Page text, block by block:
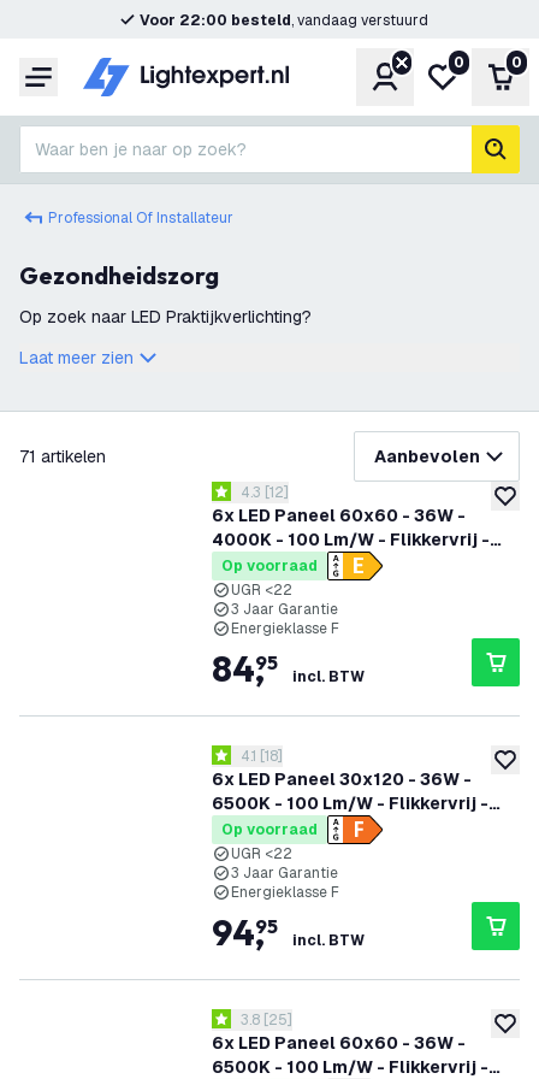
Voor 22:00 besteld, vandaag verstuurd
Menu Account
Mijn
0 0
Waar ben je naar op zoek?
Professional Of Installateur
Gezondheidszorg
Op zoek naar LED Praktijkverlichting?
Laat meer zien
71 artikelen Aanbevolen
6x LED Paneel 60x60 - 36W -
4000K - 100 Lm/W - Flikkervrij -
UGR <22 - 3 Jaar Garantie
reviews drawer openen
4.3 score sterren
4.3 [12]
Op voorraad
UGR <22
3 Jaar Garantie
Energieklasse F
84,
95
incl. BTW
6x LED Paneel 30x120 - 36W -
6500K - 100 Lm/W - Flikkervrij -
UGR <22 - 3 Jaar Garantie
reviews drawer openen
4.1 score sterren
4.1 [18]
Op voorraad
UGR <22
3 Jaar Garantie
Energieklasse F
94,
95
incl. BTW
6x LED Paneel 60x60 - 36W -
6500K - 100 Lm/W - Flikkervrij -
reviews drawer openen
3.8 score sterren
3.8 [25]
filteren